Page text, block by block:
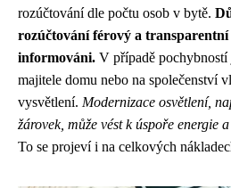
rozúčtování dle počtu osob v bytě.
rozúčtování férový a
informováni. V případě pochybností
majitele domu nebo na společenství
vysvětlení. Modernizace osvětlení,
žárovek, může vést k úspoře energie
To se projeví i na celkových